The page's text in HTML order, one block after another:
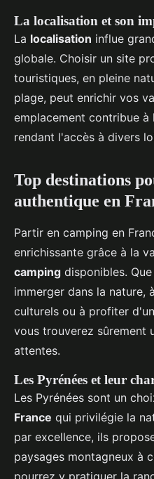
La localisation et son
La localisation influe
globale. Choisir un site
touristiques, en pleine
plage, peut enrichir vos
emplacement contribue à
rendant l'accès à divers
Top destinations
authentique en
Partir en camping en
enrichissante grâce à la
camping disponibles.
immerger dans la nature,
culturels ou à profiter
vous trouverez sûrement
attentes.
Les Pyrénées et leur
Les Pyrénées sont un
France qui privilégie la
par excellence, ils
paysages montagneux à